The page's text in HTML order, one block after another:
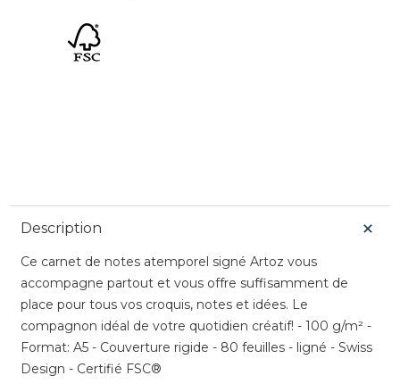
Description
Ce carnet de notes atemporel signé Artoz vous
accompagne partout et vous offre suffisamment de
place pour tous vos croquis, notes et idées. Le
compagnon idéal de votre quotidien créatif! - 100 g/m² -
Format: A5 - Couverture rigide - 80 feuilles - ligné - Swiss
Design - Certifié FSC®